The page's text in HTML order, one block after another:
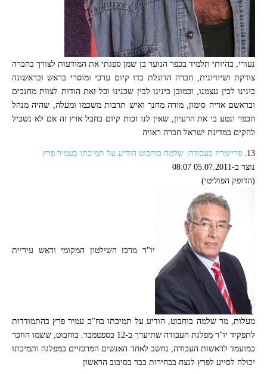
נעורי, בהיותי תלמיד בכפר הנוער בן שמן ספגתי את המודעות לצורך בחברה
צודקת ושיוויונית, חברה הדוגלת בדו קיום ערכי ומוסרי בראש ובראשונה
בינינו לבין עצמנו, וכמובן בינינו לבין שכנינו וכל זאת הודות לצוות מחנכים
ובראשם אריה סימון, מורה מחנך ואיש תרבות משכמו ומעלה, שהיה מנהל
הכפר ונטע בי את הרעיון, שאין לנו זכות קיום בחבל ארץ זה אם לא נשכיל
להקים במדינת ישראל חברה ראויה
13. פריימריז בעבודה: שלמה בוחבוט הודיע על תמיכתו בעמיר פרץ
נוצר ב-05.07.2011 08:07
(הדופק הפוליטי)
יו"ר מרכז השילטון המקומי וראש עיריית
מעלות, מר שלמה בוחבוט, הודיע על תמיכתו בח"כ עמיר פרץ בהתמודדות
לתפקיד יו"ר מפלגת העבודה שתיערך ב-12 בספטמבר. בוחבוט, ששמו הוזכר
כמועמד לראשות העבודה, נחשב לאחד האנשים המרכזיים במפלגה ותמיכתו
יכולה לסייע לפרץ לנצח בבחירות כבר בסיבוב הראשון